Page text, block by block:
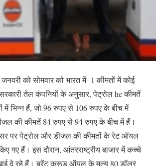
जनवरी को सोमवार को भारत में 1 कीमतों में कोई
तेल कंपनियों के अनुसार, पेट्रोल he कीमतें
में भिन्न हैं, जो 96 रुपए से 106 रुपए के बीच में
की कीमतें 84 रुपए से 94 रुपए के बीच में हैं।
पर पेट्रोल और डीजल की कीमतों के रेट ऑयल
किए गए हैं। इस दौरान, आंतरराष्ट्रीय बाजार में कच्चे
दे रहे हैं। ब्रेंट क्रूड ऑयल के मूल्य 80 डॉलर